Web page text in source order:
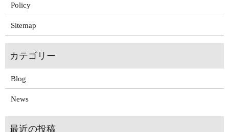
Policy
Sitemap
Blog
News